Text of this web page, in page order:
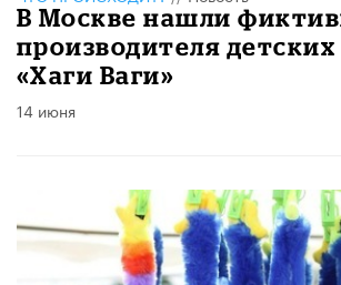
В Москве нашли
производителя
«Хаги Ваги»
14 июня